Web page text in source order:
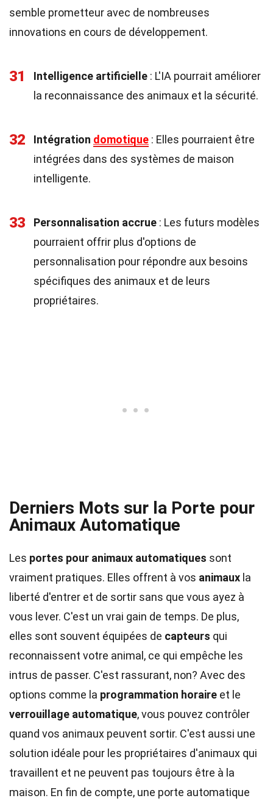
semble prometteur avec de nombreuses
innovations en cours de développement.
31 Intelligence artificielle : L'IA pourrait améliorer
la reconnaissance des animaux et la sécurité.
32 Intégration domotique : Elles pourraient être
intégrées dans des systèmes de maison
intelligente.
33 Personnalisation accrue : Les futurs modèles
pourraient offrir plus d'options de
personnalisation pour répondre aux besoins
spécifiques des animaux et de leurs
propriétaires.
Derniers Mots sur la Porte pour
Animaux Automatique
Les portes pour animaux automatiques sont
vraiment pratiques. Elles offrent à vos animaux la
liberté d'entrer et de sortir sans que vous ayez à
vous lever. C'est un vrai gain de temps. De plus,
elles sont souvent équipées de capteurs qui
reconnaissent votre animal, ce qui empêche les
intrus de passer. C'est rassurant, non? Avec des
options comme la programmation horaire et le
verrouillage automatique, vous pouvez contrôler
quand vos animaux peuvent sortir. C'est aussi une
solution idéale pour les propriétaires d'animaux qui
travaillent et ne peuvent pas toujours être à la
maison. En fin de compte, une porte automatique